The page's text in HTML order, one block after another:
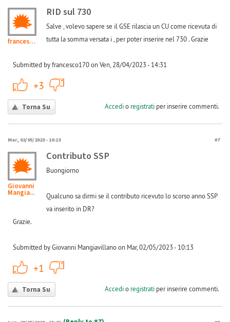
francesco170
RID sul 730
Salve , volevo sapere se il GSE rilascia un CU come ricevuta di
tutta la somma versata i , per poter inserire nel 730 . Grazie
Submitted by francesco170 on Ven, 28/04/2023 - 14:31
+3
Torna Su Accedio registratiper inserire commenti.
Mar, 02/05/2023 - 10:13 #7
Giovanni
Mangia...
Contributo SSP
Buongiorno
Qualcuno sa dirmi se il contributo ricevuto lo scorso anno SSP
va inserito in DR?
Grazie.
Submitted by Giovanni Mangiavillano on Mar, 02/05/2023 - 10:13
+1
Torna Su Accedio registratiper inserire commenti.